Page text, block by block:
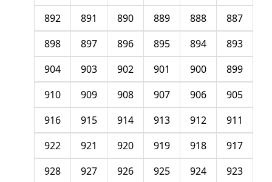
887
888
889
890
891
892
893
894
895
896
897
898
899
900
901
902
903
904
905
906
907
908
909
910
911
912
913
914
915
916
917
918
919
920
921
922
923
924
925
926
927
928